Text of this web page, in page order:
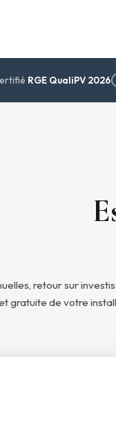
RGE QualiPV 2026
retour sur
gratuite de votre